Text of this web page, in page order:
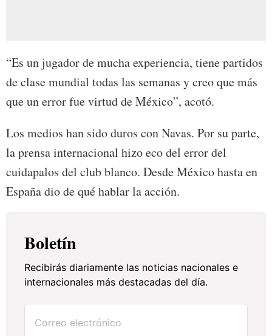
“Es un jugador de mucha experiencia, tiene partidos
de clase mundial todas las semanas y creo que más
que un error fue virtud de México”, acotó.
Los medios han sido duros con Navas. Por su parte,
la prensa internacional hizo eco del error del
cuidapalos del club blanco. Desde México hasta en
España dio de qué hablar la acción.
Boletín
Recibirás diariamente las noticias nacionales e
internacionales más destacadas del día.